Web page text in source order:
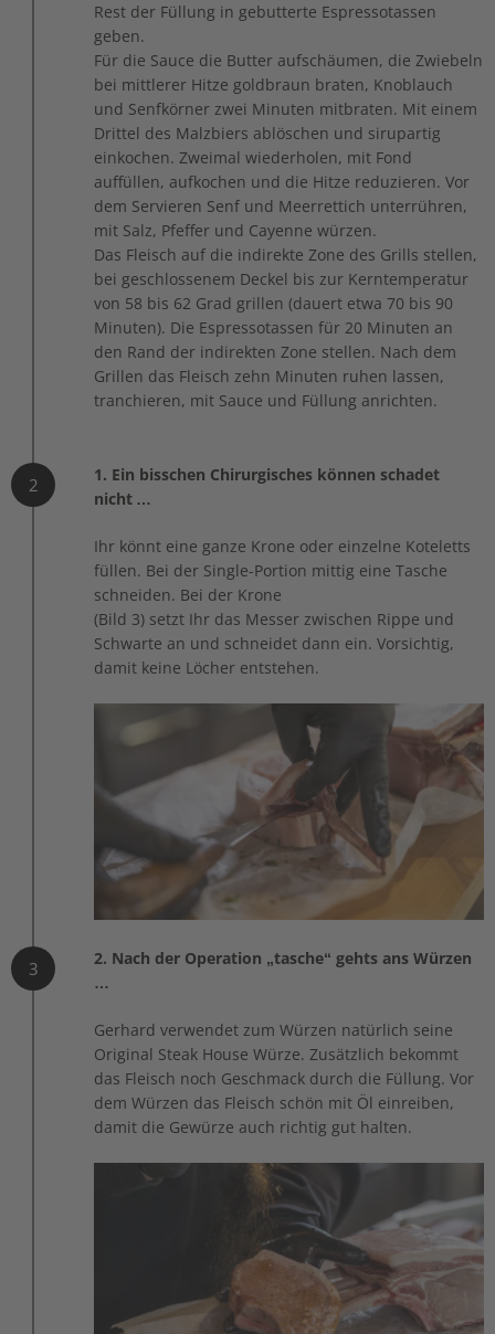
Rest der Füllung in gebutterte Espressotassen
geben.
Für die Sauce die Butter aufschäumen, die Zwiebeln
bei mittlerer Hitze goldbraun braten, Knoblauch
und Senfkörner zwei Minuten mitbraten. Mit einem
Drittel des Malzbiers ablöschen und sirupartig
einkochen. Zweimal wiederholen, mit Fond
auffüllen, aufkochen und die Hitze reduzieren. Vor
dem Servieren Senf und Meerrettich unterrühren,
mit Salz, Pfeffer und Cayenne würzen.
Das Fleisch auf die indirekte Zone des Grills stellen,
bei geschlossenem Deckel bis zur Kerntemperatur
von 58 bis 62 Grad grillen (dauert etwa 70 bis 90
Minuten). Die Espressotassen für 20 Minuten an
den Rand der indirekten Zone stellen. Nach dem
Grillen das Fleisch zehn Minuten ruhen lassen,
tranchieren, mit Sauce und Füllung anrichten.
2
1. Ein bisschen Chirurgisches können schadet
nicht …
Ihr könnt eine ganze Krone oder einzelne Koteletts
füllen. Bei der Single-Portion mittig eine Tasche
schneiden. Bei der Krone
(Bild 3) setzt Ihr das Messer zwischen Rippe und
Schwarte an und schneidet dann ein. Vorsichtig,
damit keine Löcher entstehen.
3
2. Nach der Operation „tasche“ gehts ans Würzen
…
Gerhard verwendet zum Würzen natürlich seine
Original Steak House Würze. Zusätzlich bekommt
das Fleisch noch Geschmack durch die Füllung. Vor
dem Würzen das Fleisch schön mit Öl einreiben,
damit die Gewürze auch richtig gut halten.